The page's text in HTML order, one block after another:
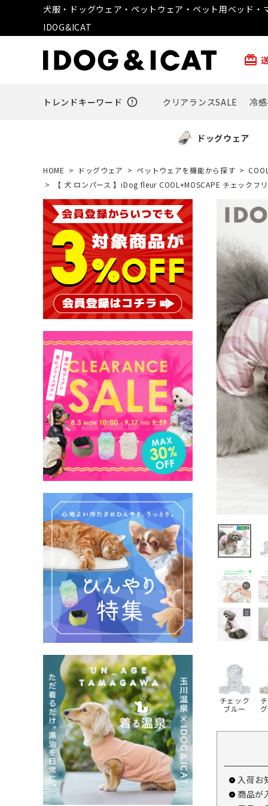
犬服・ドッグウェア・ペットウェア・ペット用ベッド
IDOG&ICAT
card_giftcard
トレンドキーワード error_outline クリアランスSALE 冷
ドッグウェア
HOME ドッグウェア ペットウェアを機能から探す
【 犬 ロンパース 】iDog fleur COOL+MOSCAPE チェックフ
チェック
ブルー
入荷お
商品が